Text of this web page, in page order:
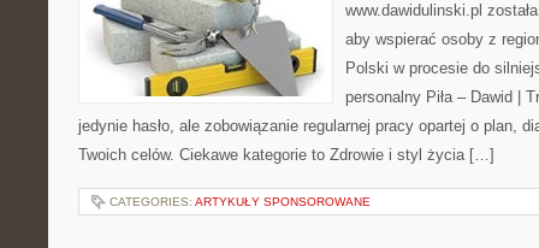
www.dawidulinski.pl
aby wspierać osoby z
Polski w procesie do
personalny Piła – Dawid |
jedynie hasło, ale zobowiązanie regularnej pracy opartej o plan,
Twoich celów. Ciekawe kategorie to Zdrowie i styl życia […]
CATEGORIES: ARTYKUŁY SPONSOROWANE